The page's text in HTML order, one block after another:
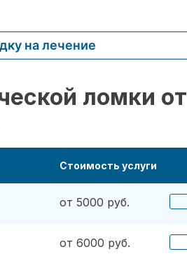
на лечение
ломки от
Стоимость услуги
от 5000 руб.
от 6000 руб.